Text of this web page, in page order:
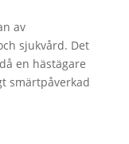
av
sjukvård. Det
en hästägare
smärtpåverkad